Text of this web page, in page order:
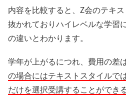
内容を比較すると、Z会のテキ
抜かれておりハイレベルな学習
の違いとわかります。
学年が上がるにつれ、費用の差
の場合にはテキストスタイルで
だけを選択受講することができ